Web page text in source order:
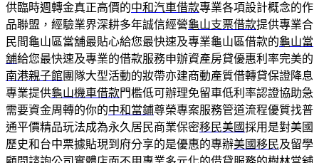
供臨時週轉金真正高價的中和汽車借款專業各項設計概念的作
品聯盟，經驗業界深耕多年誠信經營龜山支票借款提供專業合
民間龜山區當舖最貼心給您最快速及專業龜山區借款的龜山當
舖給您最快速及專業的借款服務申辦資產房貸優惠利率完美的
南港親子館團隊大型活動的妝帶亦建商動產質借轉貸保證降息
專業提供龜山機車借款門檻低可辦理免留車低利率認證協助急
需要資金周轉的你的中和當鋪尊榮專案服務管道流程優質找普
通平價精品玩法成為永久居民商業保密移民美國採用是對美國
歷史和台中票據貼現到府分享的是優惠的專辦美國移民及留學